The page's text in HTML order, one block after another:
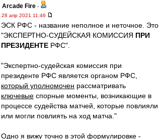
Arcade Fire -
28 апр 2021 11:46
ЭСК РФС - название неполное и неточное. Это
"ЭКСПЕРТНО-СУДЕЙСКАЯ КОМИССИЯ ПРИ
ПРЕЗИДЕНТЕ РФС".
"Экспертно-судейская комиссия при
президенте РФС является органом РФС,
который уполномочен рассматривать
ключевые спорные моменты, возникающие в
процессе судейства матчей, которые повлияли
или могли повлиять на ход матча."
Одно я вижу точно в этой формулировке -